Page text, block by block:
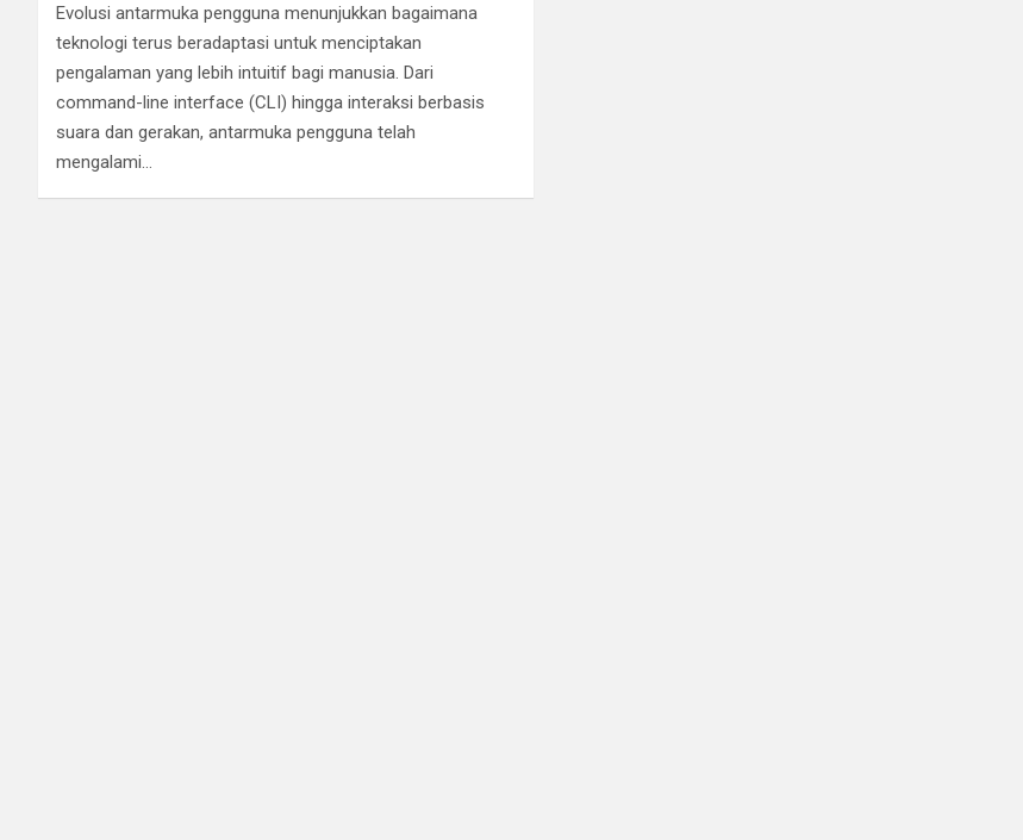
Evolusi antarmuka pengguna menunjukkan bagaimana
teknologi terus beradaptasi untuk menciptakan
pengalaman yang lebih intuitif bagi manusia. Dari
command-line interface (CLI) hingga interaksi berbasis
suara dan gerakan, antarmuka pengguna telah
mengalami…